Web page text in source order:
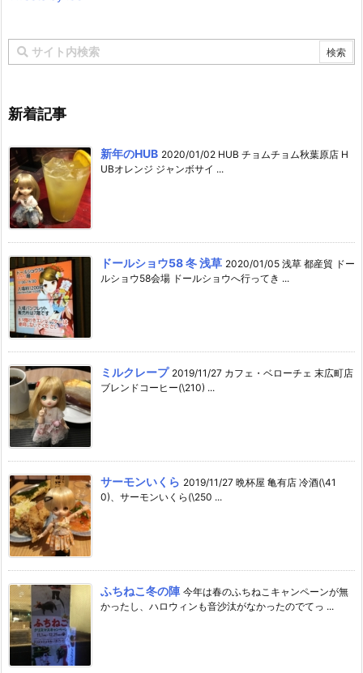
新着記事
新年のHUB 2020/01/02 HUB チョムチョム秋葉原店 H
UBオレンジ ジャンボサイ ...
ドールショウ58 冬 浅草 2020/01/05 浅草 都産貿 ドー
ルショウ58会場 ドールショウへ行ってき ...
ミルクレープ 2019/11/27 カフェ・ベローチェ 末広町店
ブレンドコーヒー(\210) ...
サーモンいくら 2019/11/27 晩杯屋 亀有店 冷酒(\41
0)、サーモンいくら(\250 ...
ふちねこ冬の陣 今年は春のふちねこキャンペーンが無
かったし、ハロウィンも音沙汰がなかったのでてっ ...